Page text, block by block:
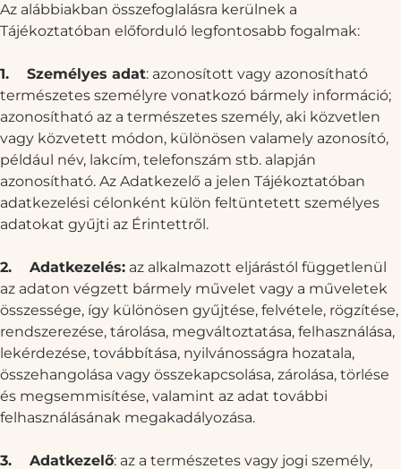
Az alábbiakban összefoglalásra kerülnek a
Tájékoztatóban előforduló legfontosabb fogalmak:
1. Személyes adat: azonosított vagy azonosítható
természetes személyre vonatkozó bármely információ;
azonosítható az a természetes személy, aki közvetlen
vagy közvetett módon, különösen valamely azonosító,
például név, lakcím, telefonszám stb. alapján
azonosítható. Az Adatkezelő a jelen Tájékoztatóban
adatkezelési célonként külön feltüntetett személyes
adatokat gyűjti az Érintettről.
2. Adatkezelés: az alkalmazott eljárástól függetlenül
az adaton végzett bármely művelet vagy a műveletek
összessége, így különösen gyűjtése, felvétele, rögzítése,
rendszerezése, tárolása, megváltoztatása, felhasználása,
lekérdezése, továbbítása, nyilvánosságra hozatala,
összehangolása vagy összekapcsolása, zárolása, törlése
és megsemmisítése, valamint az adat további
felhasználásának megakadályozása.
3. Adatkezelő: az a természetes vagy jogi személy,